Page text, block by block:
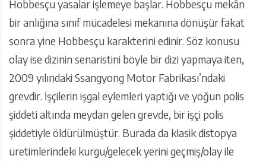
Hobbesçu yasalar işlemeye başlar. Hobbesçu mekân
bir anlığına sınıf mücadelesi mekanına dönüşür fakat
sonra yine Hobbesçu karakterini edinir. Söz konusu
olay ise dizinin senaristini böyle bir dizi yapmaya iten,
2009 yılındaki Ssangyong Motor Fabrikası’ndaki
grevdir. İşçilerin işgal eylemleri yaptığı ve yoğun polis
şiddeti altında meydan gelen grevde, bir işçi polis
şiddetiyle öldürülmüştür. Burada da klasik distopya
üretimlerindeki kurgu/gelecek yerini geçmiş/olay ile